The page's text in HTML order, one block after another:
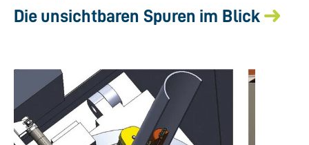
Die unsichtbaren Spuren im Blick